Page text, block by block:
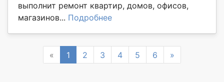
выполнит ремонт квартир, домов, офисов,
магазинов... Подробнее
« Previous
1 2 3 4 5 6 »